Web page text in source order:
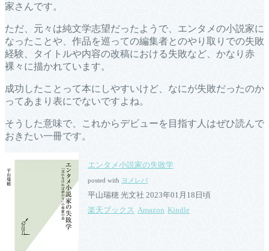
家さんです。
ただ、元々は純文学志望だったようで、エンタメの小説家に
なったことや、作品を巡っての編集者とのやり取りでの失敗
経験、タイトルや内容の改稿における失敗など、かなり赤
裸々に描かれています。
成功したことって本にしやすいけど、なにが失敗だったのか
ってあまり表にでないですよね。
そうした意味で、これからデビューを目指す人はぜひ読んで
おきたい一冊です。
エンタメ小説家の失敗学
posted with ヨメレバ
平山瑞穂 光文社 2023年01月18日頃
楽天ブックス Amazon Kindle